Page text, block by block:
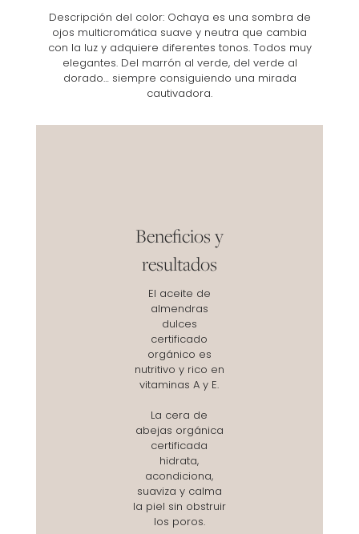
Descripción del color: Ochaya es una sombra de
ojos multicromática suave y neutra que cambia
con la luz y adquiere diferentes tonos. Todos muy
elegantes. Del marrón al verde, del verde al
dorado… siempre consiguiendo una mirada
cautivadora.
Beneficios y
resultados
El aceite de
almendras
dulces
certificado
orgánico es
nutritivo y rico en
vitaminas A y E.
La cera de
abejas orgánica
certificada
hidrata,
acondiciona,
suaviza y calma
la piel sin obstruir
los poros.